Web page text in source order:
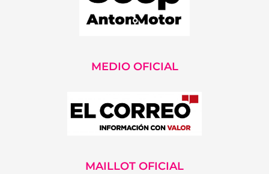
MEDIO OFICIAL
MAILLOT OFICIAL